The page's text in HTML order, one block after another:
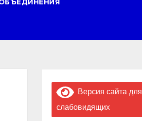
Версия сайта для
слабовидящих